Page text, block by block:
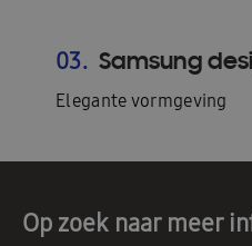
03. Samsung
Elegante vormgeving
Op zoek naar meer